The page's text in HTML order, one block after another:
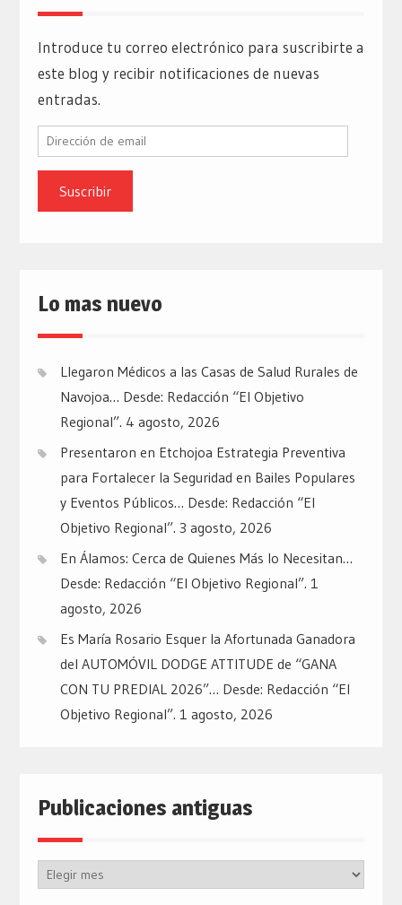
Introduce tu correo electrónico para suscribirte a
este blog y recibir notificaciones de nuevas
entradas.
Dirección
email
Lo mas nuevo
Llegaron Médicos a las Casas de Salud Rurales de
Navojoa… Desde: Redacción “El Objetivo
Regional”. 4 agosto, 2026
Presentaron en Etchojoa Estrategia Preventiva
para Fortalecer la Seguridad en Bailes Populares
y Eventos Públicos… Desde: Redacción “El
Objetivo Regional”. 3 agosto, 2026
En Álamos: Cerca de Quienes Más lo Necesitan…
Desde: Redacción “El Objetivo Regional”. 1
agosto, 2026
Es María Rosario Esquer la Afortunada Ganadora
del AUTOMÓVIL DODGE ATTITUDE de “GANA
CON TU PREDIAL 2026”… Desde: Redacción “El
Objetivo Regional”. 1 agosto, 2026
Publicaciones antiguas
Publicaciones